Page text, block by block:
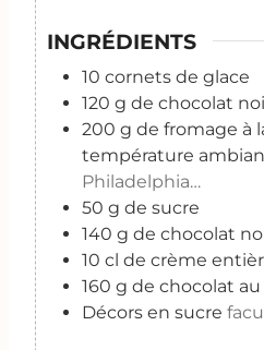
INGRÉDIENTS
10 cornets de glace
120 g de chocolat
200 g de fromage à
température
Philadelphia…
50 g de sucre
140 g de chocolat
10 cl de crème
160 g de chocolat
Décors en sucre